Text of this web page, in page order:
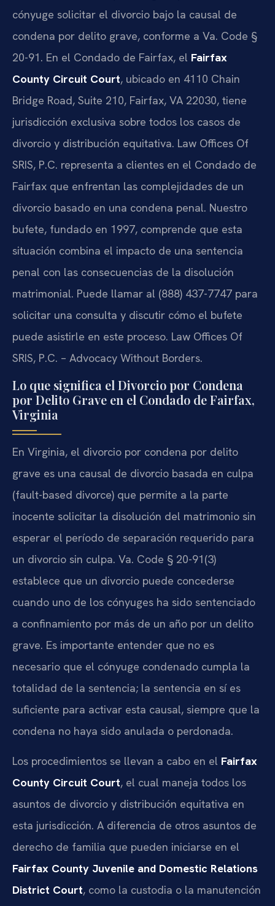
cónyuge solicitar el divorcio bajo la causal de
condena por delito grave, conforme a Va. Code §
20-91. En el Condado de Fairfax, el Fairfax
County Circuit Court, ubicado en 4110 Chain
Bridge Road, Suite 210, Fairfax, VA 22030, tiene
jurisdicción exclusiva sobre todos los casos de
divorcio y distribución equitativa. Law Offices Of
SRIS, P.C. representa a clientes en el Condado de
Fairfax que enfrentan las complejidades de un
divorcio basado en una condena penal. Nuestro
bufete, fundado en 1997, comprende que esta
situación combina el impacto de una sentencia
penal con las consecuencias de la disolución
matrimonial. Puede llamar al (888) 437-7747 para
solicitar una consulta y discutir cómo el bufete
puede asistirle en este proceso. Law Offices Of
SRIS, P.C. – Advocacy Without Borders.
Lo que significa el Divorcio por Condena
por Delito Grave en el Condado de Fairfax,
Virginia
En Virginia, el divorcio por condena por delito
grave es una causal de divorcio basada en culpa
(fault-based divorce) que permite a la parte
inocente solicitar la disolución del matrimonio sin
esperar el período de separación requerido para
un divorcio sin culpa. Va. Code § 20-91(3)
establece que un divorcio puede concederse
cuando uno de los cónyuges ha sido sentenciado
a confinamiento por más de un año por un delito
grave. Es importante entender que no es
necesario que el cónyuge condenado cumpla la
totalidad de la sentencia; la sentencia en sí es
suficiente para activar esta causal, siempre que la
condena no haya sido anulada o perdonada.
Los procedimientos se llevan a cabo en el Fairfax
County Circuit Court, el cual maneja todos los
asuntos de divorcio y distribución equitativa en
esta jurisdicción. A diferencia de otros asuntos de
derecho de familia que pueden iniciarse en el
Fairfax County Juvenile and Domestic Relations
District Court, como la custodia o la manutención